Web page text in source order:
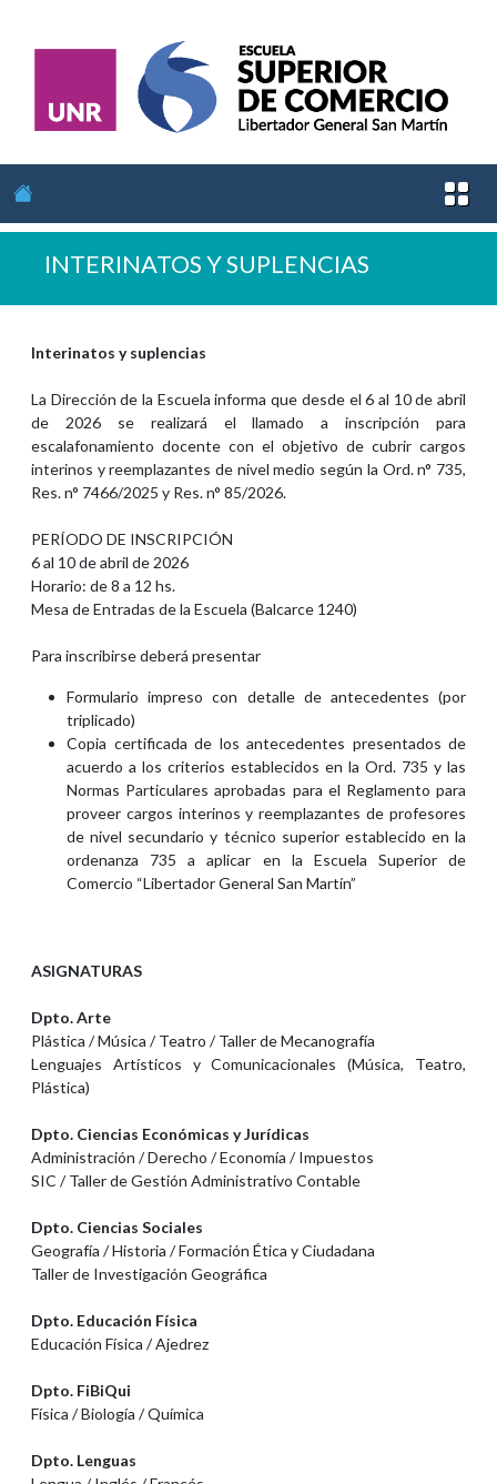
INTERINATOS Y SUPLENCIAS
Interinatos y suplencias
La Dirección de la Escuela informa que desde el 6 al 10 de abril
de 2026 se realizará el llamado a inscripción para
escalafonamiento docente con el objetivo de cubrir cargos
interinos y reemplazantes de nivel medio según la Ord. n° 735,
Res. n° 7466/2025 y Res. n° 85/2026.
PERÍODO DE INSCRIPCIÓN
6 al 10 de abril de 2026
Horario: de 8 a 12 hs.
Mesa de Entradas de la Escuela (Balcarce 1240)
Para inscribirse deberá presentar
Formulario impreso con detalle de antecedentes (por
triplicado)
Copia certificada de los antecedentes presentados de
acuerdo a los criterios establecidos en la Ord. 735 y las
Normas Particulares aprobadas para el Reglamento para
proveer cargos interinos y reemplazantes de profesores
de nivel secundario y técnico superior establecido en la
ordenanza 735 a aplicar en la Escuela Superior de
Comercio “Libertador General San Martín”
ASIGNATURAS
Dpto. Arte
Plástica / Música / Teatro / Taller de Mecanografía
Lenguajes Artísticos y Comunicacionales (Música, Teatro,
Plástica)
Dpto. Ciencias Económicas y Jurídicas
Administración / Derecho / Economía / Impuestos
SIC / Taller de Gestión Administrativo Contable
Dpto. Ciencias Sociales
Geografía / Historia / Formación Ética y Ciudadana
Taller de Investigación Geográfica
Dpto. Educación Física
Educación Física / Ajedrez
Dpto. FiBiQui
Física / Biología / Química
Dpto. Lenguas